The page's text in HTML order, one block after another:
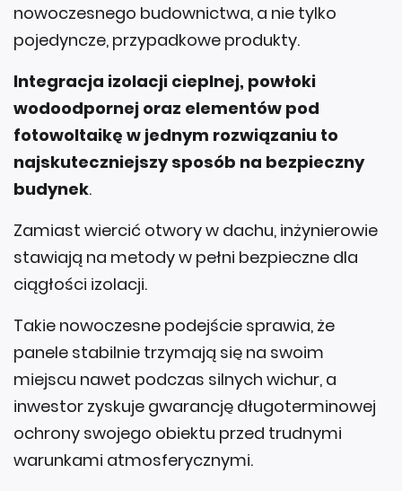
nowoczesnego budownictwa, a nie tylko
pojedyncze, przypadkowe produkty.
Integracja izolacji cieplnej, powłoki
wodoodpornej oraz elementów pod
fotowoltaikę w jednym rozwiązaniu to
najskuteczniejszy sposób na bezpieczny
budynek.
Zamiast wiercić otwory w dachu, inżynierowie
stawiają na metody w pełni bezpieczne dla
ciągłości izolacji.
Takie nowoczesne podejście sprawia, że
panele stabilnie trzymają się na swoim
miejscu nawet podczas silnych wichur, a
inwestor zyskuje gwarancję długoterminowej
ochrony swojego obiektu przed trudnymi
warunkami atmosferycznymi.